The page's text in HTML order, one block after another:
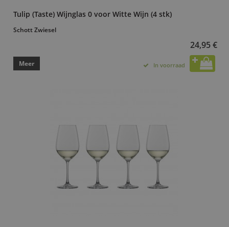
Tulip (Taste) Wijnglas 0 voor Witte Wijn (4 stk)
Schott Zwiesel
24,95 €
Meer In voorraad